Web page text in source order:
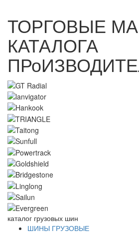
ТОРГОВЫЕ
КАТАЛОГА
каталог грузовых шин
ШИНЫ ГРУЗОВЫЕ